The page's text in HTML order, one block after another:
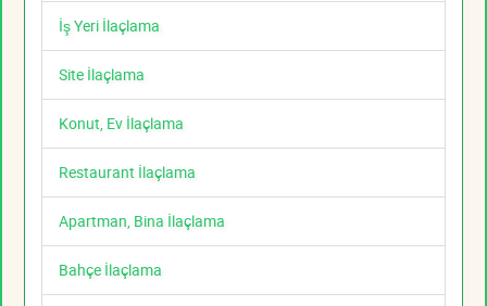
İş Yeri İlaçlama
Site İlaçlama
Konut, Ev İlaçlama
Restaurant İlaçlama
Apartman, Bina İlaçlama
Bahçe İlaçlama